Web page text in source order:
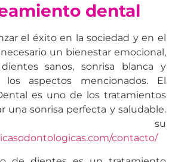
dental
el éxito en la sociedad y en el
un bienestar emocional,
sanos, sonrisa blanca y
aspectos mencionados. El
es uno de los tratamientos
una sonrisa perfecta y saludable.
su
contacto/